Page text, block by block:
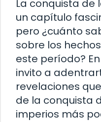
La conquista de
un capítulo
pero ¿cuánto
sobre los
este período?
invito a
revelaciones
de la conquista
imperios más